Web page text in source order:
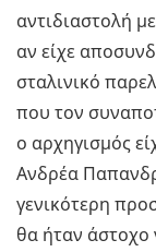
αντιδιαστολή
αν είχε
σταλινικό
που τον
ο αρχηγισμός
Ανδρέα
γενικότερη
θα ήταν